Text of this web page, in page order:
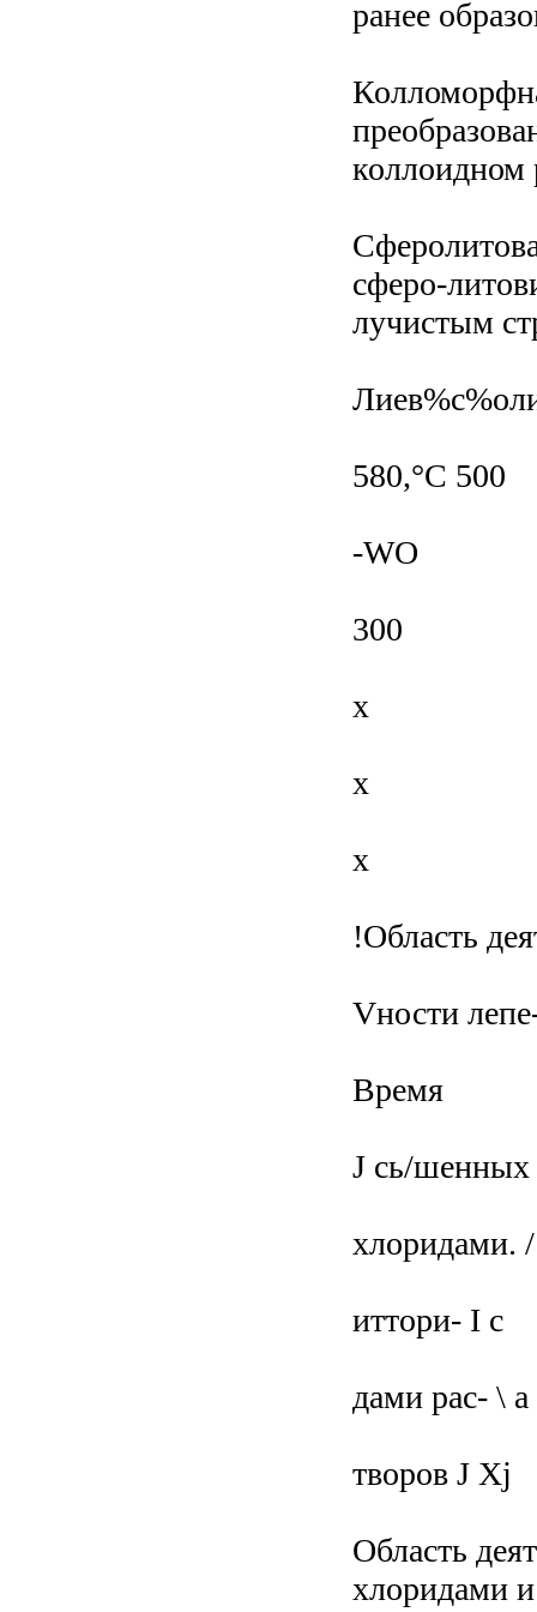
ранее
коллоидном
сферо-
лучистым
580,°С 500
-WO
300
х
х
x
!Область
Vности
Время
J сь/
хлоридами. /
иттори- I с
дами рас- \ а
творов J Xj
Область
хлоридами